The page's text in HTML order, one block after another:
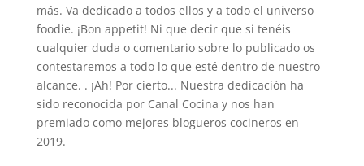
más. Va dedicado a todos ellos y a todo el universo
foodie. ¡Bon appetit! Ni que decir que si tenéis
cualquier duda o comentario sobre lo publicado os
contestaremos a todo lo que esté dentro de nuestro
alcance. . ¡Ah! Por cierto... Nuestra dedicación ha
sido reconocida por Canal Cocina y nos han
premiado como mejores blogueros cocineros en
2019.